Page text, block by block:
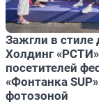
Зажгли в стиле
Холдинг «РСТИ»
посетителей
«Фонтанка SUP»
фотозоной